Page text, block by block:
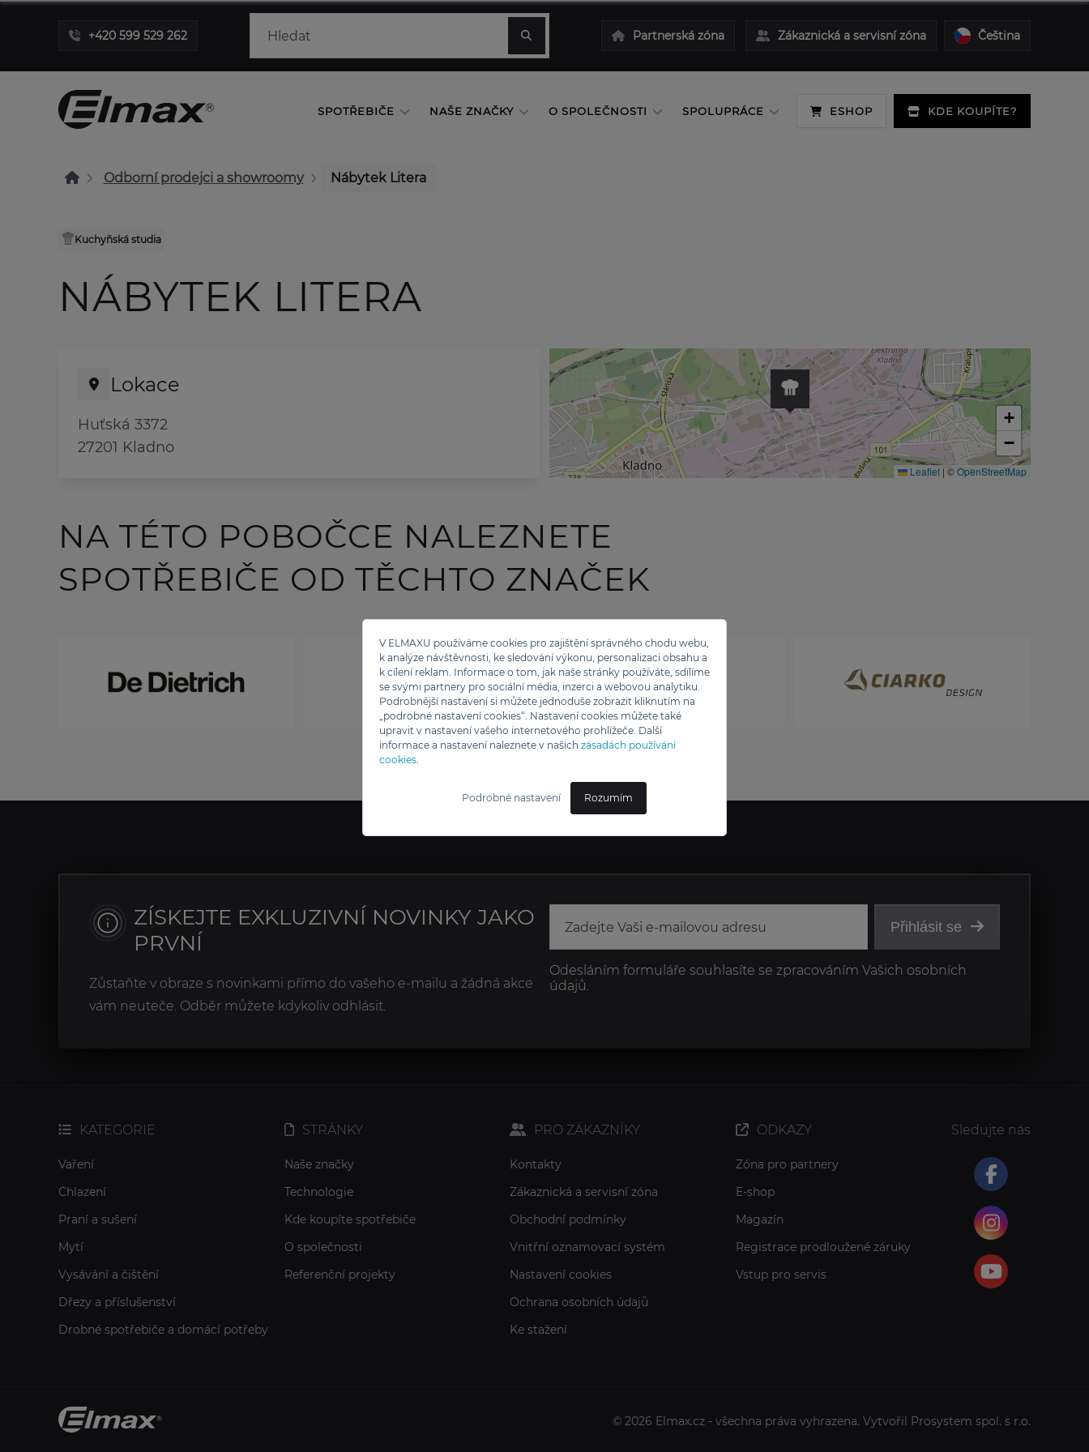
V ELMAXU používáme cookies pro zajištění správného chodu webu,
k analýze návštěvnosti, ke sledování výkonu, personalizaci obsahu a
k cílení reklam. Informace o tom, jak naše stránky používáte, sdílíme
se svými partnery pro sociální média, inzerci a webovou analytiku.
Podrobnější nastavení si můžete jednoduše zobrazit kliknutím na
„podrobné nastavení cookies“. Nastavení cookies můžete také
upravit v nastavení vašeho internetového prohlížeče. Další
informace a nastavení naleznete v našich zásadách používání
cookies.
Podrobné nastavení Rozumím
+420 599 529 262 Partnerská zóna Zákaznická a servisní zóna Čeština
SPOTŘEBIČE NAŠE ZNAČKY O SPOLEČNOSTI SPOLUPRÁCE ESHOP KDE KOUPÍTE?
Odborní prodejci a showroomy Nábytek Litera
Kuchyňská studia
NÁBYTEK LITERA
Lokace
Huťská 3372
27201 Kladno
+
−
Leaflet | ©OpenStreetMap
NA TÉTO POBOČCE NALEZNETE
SPOTŘEBIČE OD TĚCHTO ZNAČEK
ZÍSKEJTE EXKLUZIVNÍ NOVINKY JAKO
PRVNÍ
Zůstaňte v obraze s novinkami přímo do vašeho e-mailu a žádná akce
vám neuteče. Odběr můžete kdykoliv odhlásit.
Přihlásit se
Odesláním formuláře souhlasíte se zpracováním Vašich osobních
údajů.
KATEGORIE
Vaření
Chlazení
Praní a sušení
Mytí
Vysávání a čištění
Dřezy a příslušenství
Drobné spotřebiče a domácí potřeby
STRÁNKY
Naše značky
Technologie
Kde koupíte spotřebiče
O společnosti
Referenční projekty
PRO ZÁKAZNÍKY
Kontakty
Zákaznická a servisní zóna
Obchodní podmínky
Vnitřní oznamovací systém
Nastavení cookies
Ochrana osobních údajů
Ke stažení
ODKAZY
Zóna pro partnery
E-shop
Magazín
Registrace prodloužené záruky
Vstup pro servis
Sledujte nás
© 2026 Elmax.cz - všechna práva vyhrazena. Vytvořil Prosystem spol. s r.o.